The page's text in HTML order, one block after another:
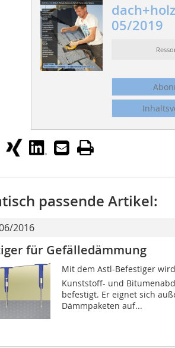
05/2019
passende Artikel:
2016
für Gefälledämmung
Mit dem Astl-Befestiger
Kunststoff- und
befestigt. Er eignet sich
Dämmpaketen auf...